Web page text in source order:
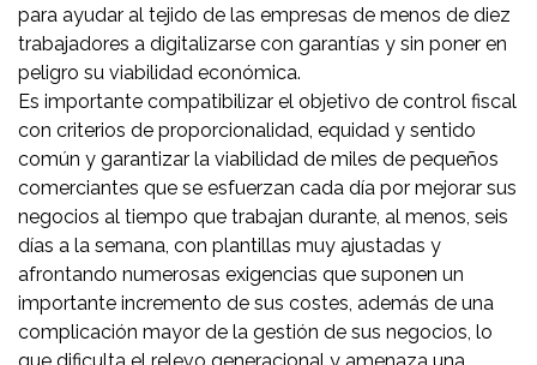
para ayudar al tejido de las empresas de menos de diez
trabajadores a digitalizarse con garantías y sin poner en
peligro su viabilidad económica.
Es importante compatibilizar el objetivo de control fiscal
con criterios de proporcionalidad, equidad y sentido
común y garantizar la viabilidad de miles de pequeños
comerciantes que se esfuerzan cada día por mejorar sus
negocios al tiempo que trabajan durante, al menos, seis
días a la semana, con plantillas muy ajustadas y
afrontando numerosas exigencias que suponen un
importante incremento de sus costes, además de una
complicación mayor de la gestión de sus negocios, lo